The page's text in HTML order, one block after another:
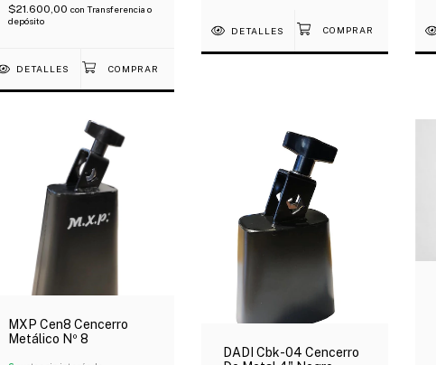
$21.600,00 con Transferencia o
depósito
DETALLES
DETALLES
MXP Cen8 Cencerro
Metálico Nº 8
DADI Cbk-04 Cencerro